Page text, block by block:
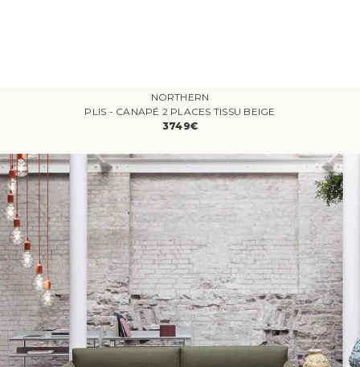
NORTHERN
PLIS - CANAPÉ 2 PLACES TISSU BEIGE
3749€